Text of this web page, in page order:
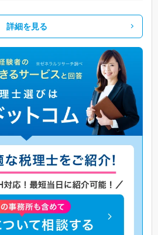
詳細を見る